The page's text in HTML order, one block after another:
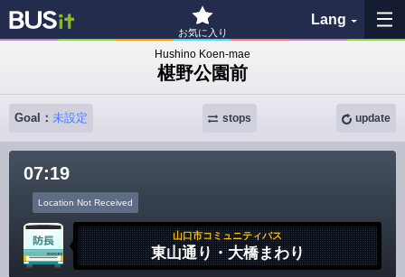
お気に入り
Lang
My Favorites
Search bus stop
各バス会社リンク先
Hushino Koen-mae
椹野公園前
Goal： 未設定 update
stops
07:19
Location Not Received
山口市コミュニティバス
東山通り・大橋まわり